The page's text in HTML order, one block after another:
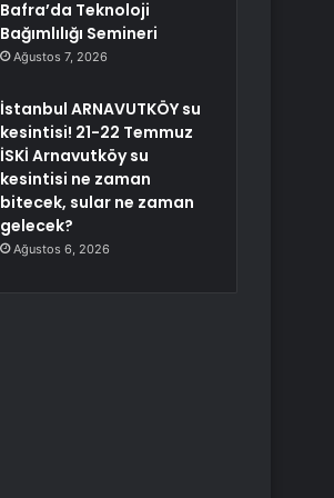
Bafra’da Teknoloji
Bağımlılığı Semineri
Ağustos 7, 2026
İstanbul ARNAVUTKÖY su
kesintisi! 21-22 Temmuz
İSKİ Arnavutköy su
kesintisi ne zaman
bitecek, sular ne zaman
gelecek?
Ağustos 6, 2026